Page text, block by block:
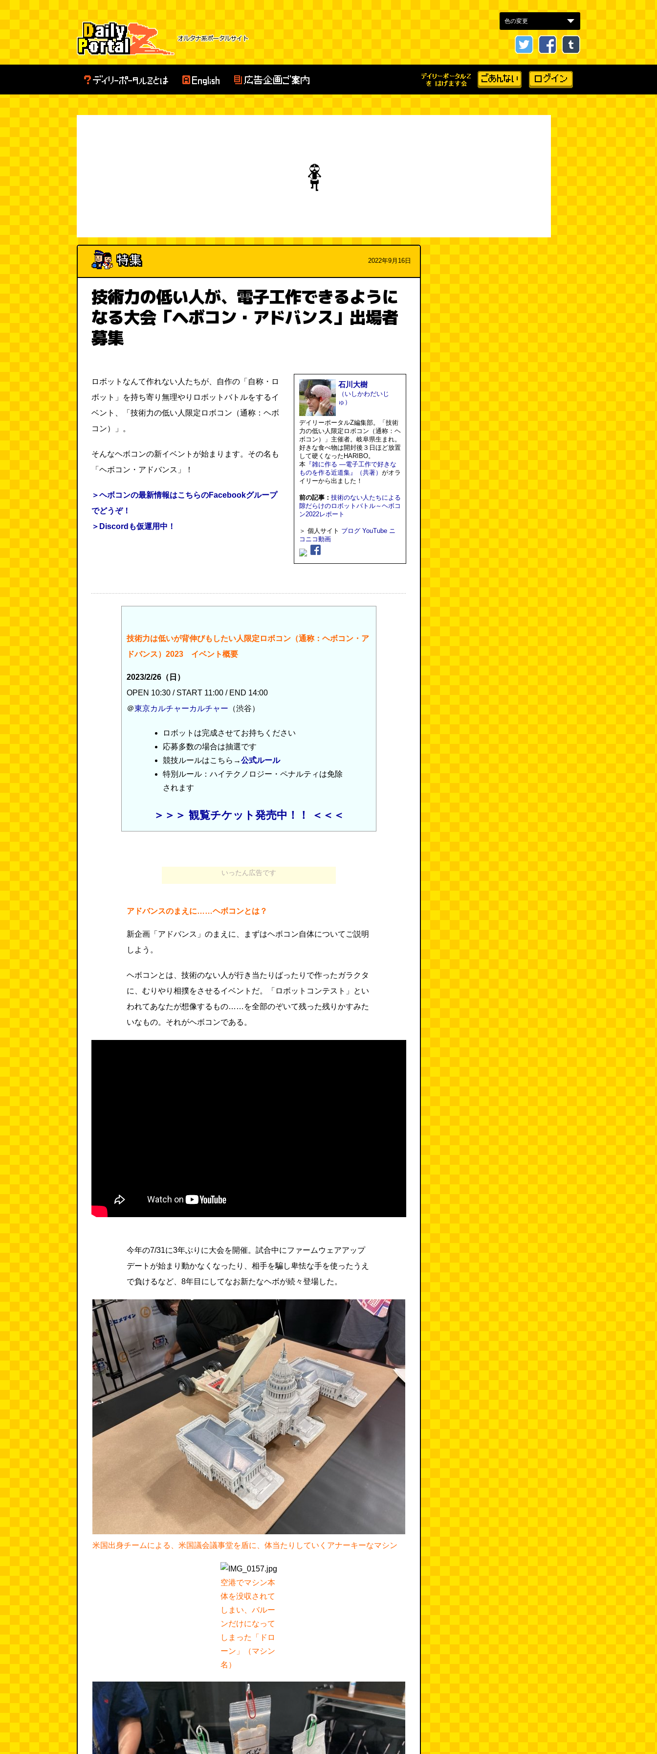
2022年9月16日
技術力の低い人が、電子工作できるように
なる大会「ヘボコン・アドバンス」出場者
募集
ロボットなんて作れない人たちが、自作の「自称・ロ
ボット」を持ち寄り無理やりロボットバトルをするイ
ベント、「技術力の低い人限定ロボコン（通称：ヘボ
コン）」。
そんなヘボコンの新イベントが始まります。その名も
「ヘボコン・アドバンス」！
＞ヘボコンの最新情報はこちらのFacebookグループ
でどうぞ！
＞Discordも仮運用中！
石川大樹
（いしかわだいじ
ゅ）
デイリーポータルZ編集部。「技術
力の低い人限定ロボコン（通称：ヘ
ボコン）」主催者。岐阜県生まれ。
好きな食べ物は開封後３日ほど放置
して硬くなったHARIBO。
本 『雑に作る ―電子工作で好きな
ものを作る近道集』（共著） がオラ
イリーから出ました！
前の記事： 技術のない人たちによる
隙だらけのロボットバトル～ヘボコ
ン2022レポート
＞ 個人サイト ブログ YouTube ニ
コニコ動画
技術力は低いが背伸びもしたい人限定ロボコン（通称：ヘボコン・ア
ドバンス）2023 イベント概要
2023/2/26（日）
OPEN 10:30 / START 11:00 / END 14:00
＠東京カルチャーカルチャー （渋谷）
ロボットは完成させてお持ちください
応募多数の場合は抽選です
競技ルールはこちら→公式ルール
特別ルール：ハイテクノロジー・ペナルティは免除
されます
＞＞＞ 観覧チケット発売中！！ ＜＜＜
いったん広告です
アドバンスのまえに……ヘボコンとは？
新企画「アドバンス」のまえに、まずはヘボコン自体についてご説明
しよう。
ヘボコンとは、技術のない人が行き当たりばったりで作ったガラクタ
に、むりやり相撲をさせるイベントだ。「ロボットコンテスト」とい
われてあなたが想像するもの……を全部のぞいて残った残りかすみた
いなもの。それがヘボコンである。
今年の7/31に3年ぶりに大会を開催。試合中にファームウェアアップ
デートが始まり動かなくなったり、相手を騙し卑怯な手を使ったうえ
で負けるなど、8年目にしてなお新たなヘボが続々登場した。
米国出身チームによる、米国議会議事堂を盾に、体当たりしていくアナーキーなマシン
空港でマシン本
体を没収されて
しまい、バルー
ンだけになって
しまった「ドロ
ーン」（マシン
名）